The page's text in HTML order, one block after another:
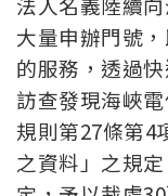
大量申辦門號
的服務，透過
訪查發現海峽
規則第27條第4
之資料」之規